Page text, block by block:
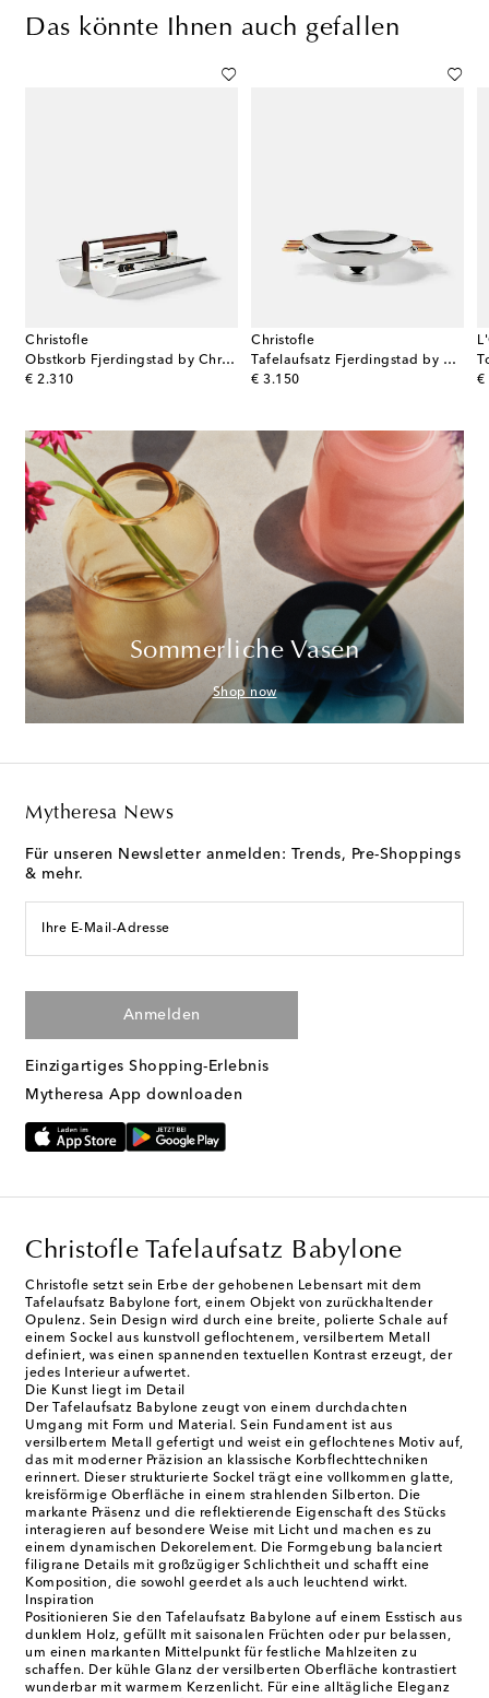
Das könnte Ihnen auch gefallen
Christofle
Obstkorb Fjerdingstad by Christian Fjerdingstad
€ 2.310
original price
Christofle
Tafelaufsatz Fjerdingstad by Christian Fjerdingstad
€ 3.150
original price
€
Sommerliche Vasen
Shop now
Mytheresa News
Für unseren Newsletter anmelden: Trends, Pre-Shoppings
& mehr.
Ihre E-Mail-Adresse
Anmelden
Einzigartiges Shopping-Erlebnis
Mytheresa App downloaden
Christofle Tafelaufsatz Babylone
Christofle setzt sein Erbe der gehobenen Lebensart mit dem
Tafelaufsatz Babylone fort, einem Objekt von zurückhaltender
Opulenz. Sein Design wird durch eine breite, polierte Schale auf
einem Sockel aus kunstvoll geflochtenem, versilbertem Metall
definiert, was einen spannenden textuellen Kontrast erzeugt, der
jedes Interieur aufwertet.
Die Kunst liegt im Detail
Der Tafelaufsatz Babylone zeugt von einem durchdachten
Umgang mit Form und Material. Sein Fundament ist aus
versilbertem Metall gefertigt und weist ein geflochtenes Motiv auf,
das mit moderner Präzision an klassische Korbflechttechniken
erinnert. Dieser strukturierte Sockel trägt eine vollkommen glatte,
kreisförmige Oberfläche in einem strahlenden Silberton. Die
markante Präsenz und die reflektierende Eigenschaft des Stücks
interagieren auf besondere Weise mit Licht und machen es zu
einem dynamischen Dekorelement. Die Formgebung balanciert
filigrane Details mit großzügiger Schlichtheit und schafft eine
Komposition, die sowohl geerdet als auch leuchtend wirkt.
Inspiration
Positionieren Sie den Tafelaufsatz Babylone auf einem Esstisch aus
dunklem Holz, gefüllt mit saisonalen Früchten oder pur belassen,
um einen markanten Mittelpunkt für festliche Mahlzeiten zu
schaffen. Der kühle Glanz der versilberten Oberfläche kontrastiert
wunderbar mit warmem Kerzenlicht. Für eine alltägliche Eleganz